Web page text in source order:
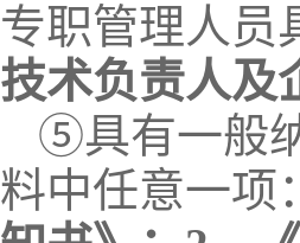
专职管理人员
技术负责人及
⑤具有一般
料中任意一项：